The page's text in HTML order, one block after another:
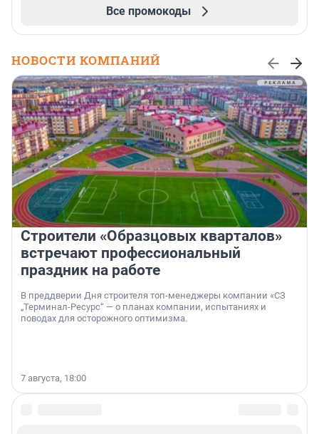
Все промокоды
НОВОСТИ КОМПАНИЙ
Строители «Образцовых кварталов»
встречают профессиональный
праздник на работе
В преддверии Дня строителя топ-менеджеры компании «СЗ
„Терминал-Ресурс“ — о планах компании, испытаниях и
поводах для осторожного оптимизма.
7 августа, 18:00